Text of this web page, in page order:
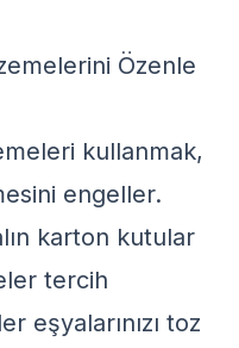
Özenle
kullanmak,
engeller.
karton kutular
tercih
eşyalarınızı toz